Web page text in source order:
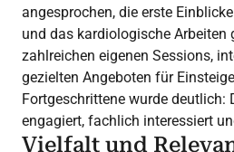
angesprochen, die erste
und das kardiologische Arbeiten
zahlreichen eigenen Sessions,
gezielten Angeboten für
Fortgeschrittene wurde deutlich:
engagiert, fachlich interessiert
Vielfalt und